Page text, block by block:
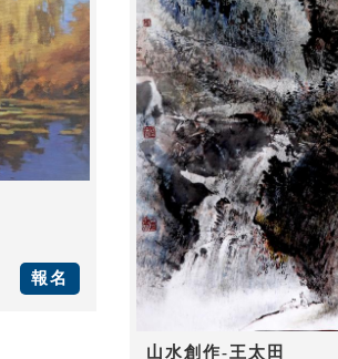
山水創作-王太田
報名